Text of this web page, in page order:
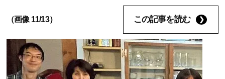
（画像 11/13） この記事を読む